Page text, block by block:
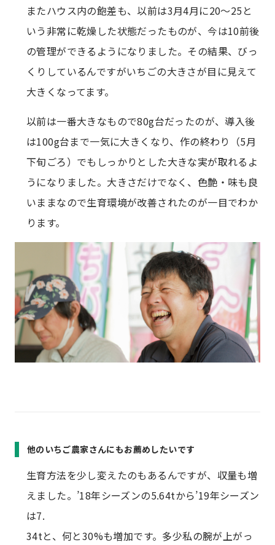
またハウス内の飽差も、以前は3月4月に20～25と
いう非常に乾燥した状態だったものが、今は10前後
の管理ができるようになりました。その結果、びっ
くりしているんですがいちごの大きさが目に見えて
大きくなってます。
以前は一番大きなもので80g台だったのが、導入後
は100g台まで一気に大きくなり、作の終わり（5月
下旬ごろ）でもしっかりとした大きな実が取れるよ
うになりました。大きさだけでなく、色艶・味も良
いままなので生育環境が改善されたのが一目でわか
ります。
他のいちご農家さんにもお薦めしたいです
生育方法を少し変えたのもあるんですが、収量も増
えました。’18年シーズンの5.64tから’19年シーズン
は7.
34tと、何と30%も増加です。多少私の腕が上がっ